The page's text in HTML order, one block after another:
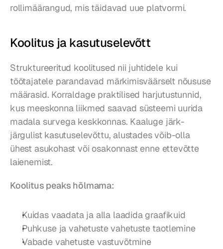
rollimäärangud, mis täidavad uue platvormi.
Koolitus ja kasutuselevõtt
Struktureeritud koolitused nii juhtidele kui
töötajatele parandavad märkimisväärselt nõususe
määrasid. Korraldage praktilised harjutustunnid,
kus meeskonna liikmed saavad süsteemi uurida
madala survega keskkonnas. Kaaluge järk-
järgulist kasutuselevõttu, alustades võib-olla
ühest asukohast või osakonnast enne ettevõtte
laienemist.
Koolitus peaks hõlmama:
Kuidas vaadata ja alla laadida graafikuid
Puhkuse ja vahetuste vahetuste taotlemine
Vabade vahetuste vastuvõtmine